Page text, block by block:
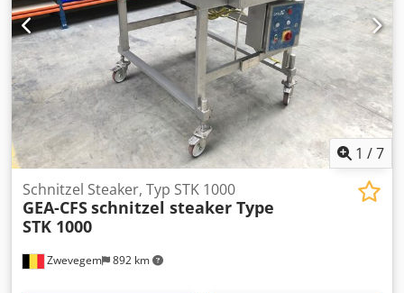
1 /7
Zwevegem 892 km
Schnitzel Steaker, Typ STK 1000
GEA-CFSschnitzel steaker Type
STK 1000